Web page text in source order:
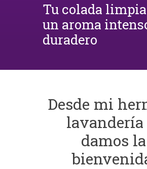
Tu colada
un aroma
duradero
Desde mi
lavandería
damos la